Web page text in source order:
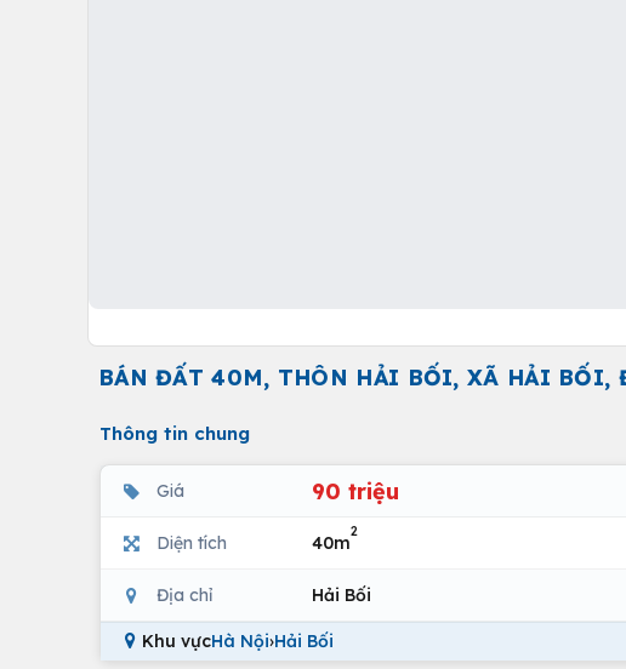
BÁN ĐẤT 40M, THÔN HẢI BỐI, XÃ HẢI BỐI,
Thông tin chung
Giá 90 triệu
Diện tích 40m
2
Địa chỉ Hải Bối
Khu vựcHà Nội›Hải Bối